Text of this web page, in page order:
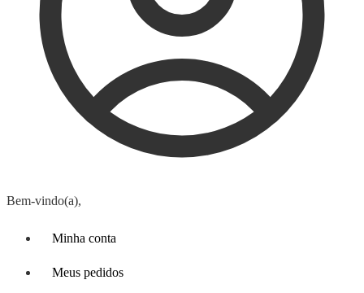
Bem-vindo(a),
Minha conta
Meus pedidos